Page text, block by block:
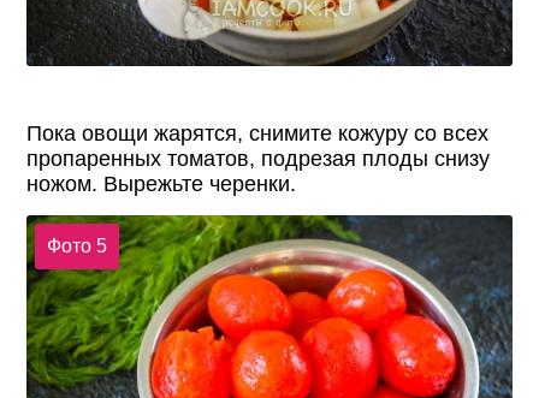
Пока овощи жарятся, снимите кожуру со всех
пропаренных томатов, подрезая плоды снизу
ножом. Вырежьте черенки.
Фото 5